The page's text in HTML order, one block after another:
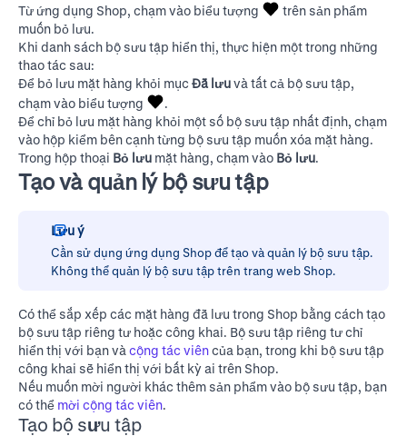
Từ ứng dụng Shop, chạm vào biểu tượng
trên sản phẩm
muốn bỏ lưu.
Khi danh sách bộ sưu tập hiển thị, thực hiện một trong những
thao tác sau:
Để bỏ lưu mặt hàng khỏi mục Đã lưuvà tất cả bộ sưu tập,
chạm vào biểu tượng
.
Để chỉ bỏ lưu mặt hàng khỏi một số bộ sưu tập nhất định, chạm
vào hộp kiểm bên cạnh từng bộ sưu tập muốn xóa mặt hàng.
Trong hộp thoại Bỏ lưu mặt hàng, chạm vào Bỏ lưu.
Tạo và quản lý bộ sưu tập
Lưu ý
Cần sử dụng ứng dụng Shop để tạo và quản lý bộ sưu tập.
Không thể quản lý bộ sưu tập trên trang web Shop.
Có thể sắp xếp các mặt hàng đã lưu trong Shop bằng cách tạo
bộ sưu tập riêng tư hoặc công khai. Bộ sưu tập riêng tư chỉ
hiển thị với bạn và cộng tác viêncủa bạn, trong khi bộ sưu tập
công khai sẽ hiển thị với bất kỳ ai trên Shop.
Nếu muốn mời người khác thêm sản phẩm vào bộ sưu tập, bạn
có thể mời cộng tác viên.
Tạo bộ sưu tập